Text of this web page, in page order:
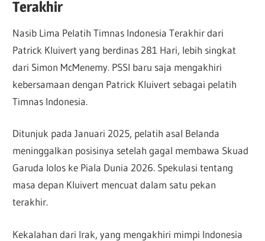
Terakhir
Nasib Lima Pelatih Timnas Indonesia Terakhir dari
Patrick Kluivert yang berdinas 281 Hari, lebih singkat
dari Simon McMenemy. PSSI baru saja mengakhiri
kebersamaan dengan Patrick Kluivert sebagai pelatih
Timnas Indonesia.
Ditunjuk pada Januari 2025, pelatih asal Belanda
meninggalkan posisinya setelah gagal membawa Skuad
Garuda lolos ke Piala Dunia 2026. Spekulasi tentang
masa depan Kluivert mencuat dalam satu pekan
terakhir.
Kekalahan dari Irak, yang mengakhiri mimpi Indonesia